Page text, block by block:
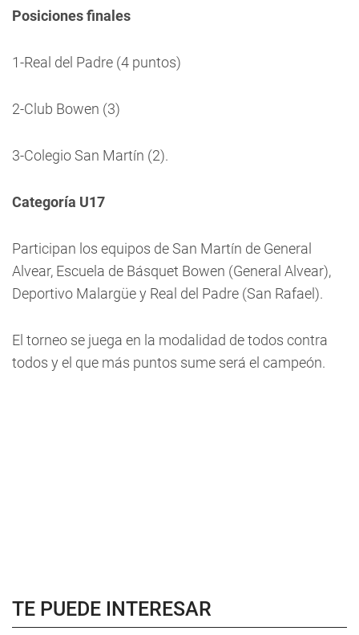
Posiciones finales
1-Real del Padre (4 puntos)
2-Club Bowen (3)
3-Colegio San Martín (2).
Categoría U17
Participan los equipos de San Martín de General
Alvear, Escuela de Básquet Bowen (General Alvear),
Deportivo Malargüe y Real del Padre (San Rafael).
El torneo se juega en la modalidad de todos contra
todos y el que más puntos sume será el campeón.
TE PUEDE INTERESAR